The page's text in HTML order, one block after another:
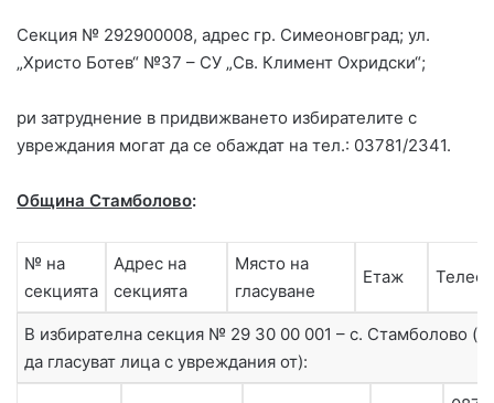
Секция № 292900008, адрес гр. Симеоновград; ул.
„Христо Ботев“ №37 – СУ „Св. Климент Охридски“;
ри затруднение в придвижването избирателите с
увреждания могат да се обаждат на тел.: 03781/2341.
Община Стамболово:
№ на
секцията
Адрес на
секцията
Място на
гласуване
Етаж
В избирателна секция № 29 30 00 001 – с. Стамболово
да гласуват лица с увреждания от):